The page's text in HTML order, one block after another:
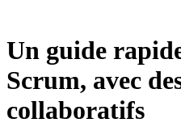
Un guide
Scrum, avec
collaboratifs